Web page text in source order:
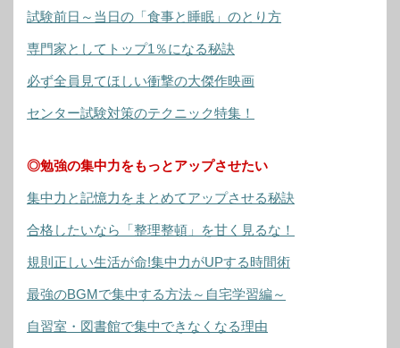
試験前日～当日の「食事と睡眠」のとり方
専門家としてトップ1％になる秘訣
必ず全員見てほしい衝撃の大傑作映画
センター試験対策のテクニック特集！
◎勉強の集中力をもっとアップさせたい
集中力と記憶力をまとめてアップさせる秘訣
合格したいなら「整理整頓」を甘く見るな！
規則正しい生活が命!集中力がUPする時間術
最強のBGMで集中する方法～自宅学習編～
自習室・図書館で集中できなくなる理由